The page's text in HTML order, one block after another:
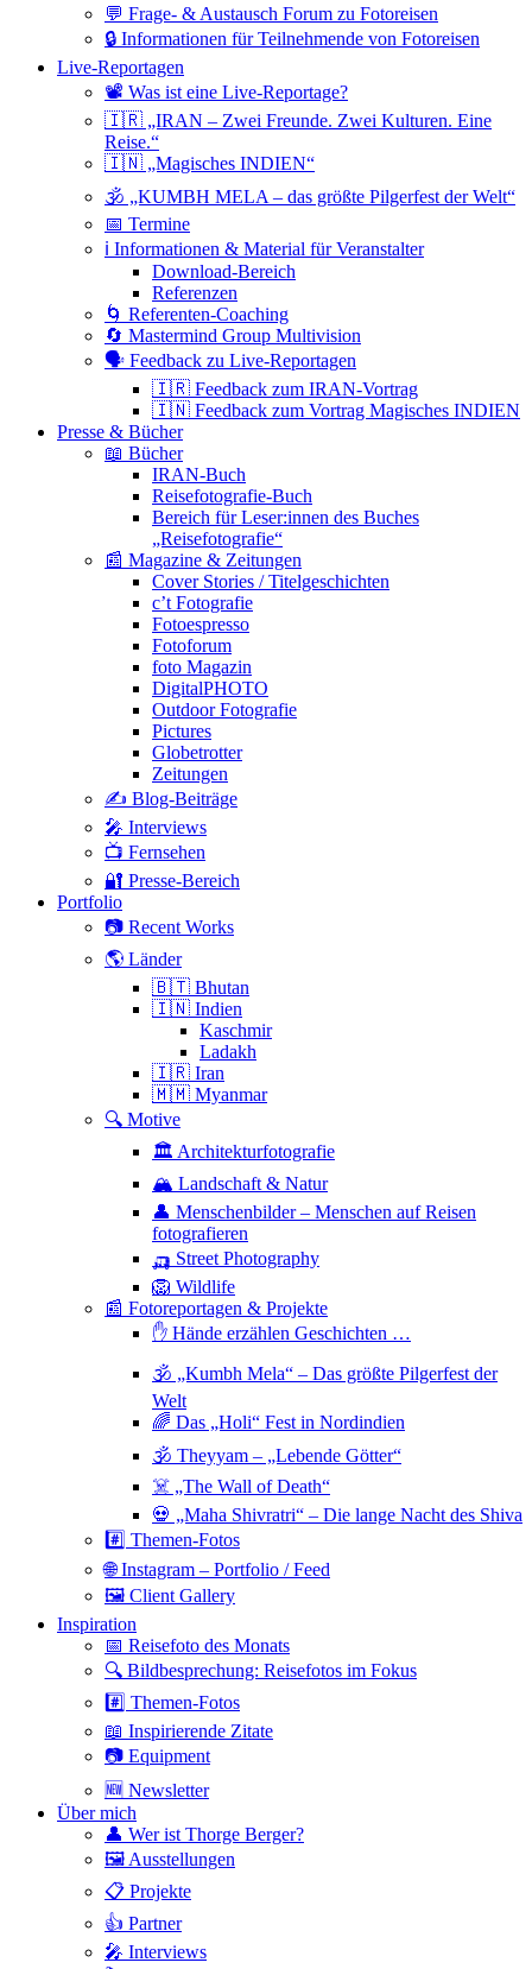
💬 Frage- & Austausch Forum zu Fotoreisen
🔒 Informationen für Teilnehmende von Fotoreisen
Live-Reportagen
📽 Was ist eine Live-Reportage?
🇮🇷 „IRAN – Zwei Freunde. Zwei Kulturen. Eine
Reise.“
🇮🇳 „Magisches INDIEN“
🕉 „KUMBH MELA – das größte Pilgerfest der Welt“
📅 Termine
ℹ️ Informationen & Material für Veranstalter
Download-Bereich
Referenzen
🌀 Referenten-Coaching
🔄 Mastermind Group Multivision
🗣 Feedback zu Live-Reportagen
🇮🇷 Feedback zum IRAN-Vortrag
🇮🇳 Feedback zum Vortrag Magisches INDIEN
Presse & Bücher
📖 Bücher
IRAN-Buch
Reisefotografie-Buch
Bereich für Leser:innen des Buches
„Reisefotografie“
📰 Magazine & Zeitungen
Cover Stories / Titelgeschichten
c’t Fotografie
Fotoespresso
Fotoforum
foto Magazin
DigitalPHOTO
Outdoor Fotografie
Pictures
Globetrotter
Zeitungen
✍️ Blog-Beiträge
🎤 Interviews
📺 Fernsehen
🔐 Presse-Bereich
Portfolio
📷 Recent Works
🌎 Länder
🇧🇹 Bhutan
🇮🇳 Indien
Kaschmir
Ladakh
🇮🇷 Iran
🇲🇲 Myanmar
🔍 Motive
🏛 Architekturfotografie
🏔 Landschaft & Natur
👤 Menschenbilder – Menschen auf Reisen
fotografieren
🛺 Street Photography
🦁 Wildlife
📰 Fotoreportagen & Projekte
✋ Hände erzählen Geschichten …
🕉 „Kumbh Mela“ – Das größte Pilgerfest der
Welt
🌈 Das „Holi“ Fest in Nordindien
🕉 Theyyam – „Lebende Götter“
☠️ „The Wall of Death“
💀 „Maha Shivratri“ – Die lange Nacht des Shiva
#️⃣ Themen-Fotos
🌐 Instagram – Portfolio / Feed
🖼 Client Gallery
Inspiration
📅 Reisefoto des Monats
🔍 Bildbesprechung: Reisefotos im Fokus
#️⃣ Themen-Fotos
📖 Inspirierende Zitate
📷 Equipment
🆕 Newsletter
Über mich
👤 Wer ist Thorge Berger?
🖼 Ausstellungen
📋 Projekte
👍 Partner
🎤 Interviews